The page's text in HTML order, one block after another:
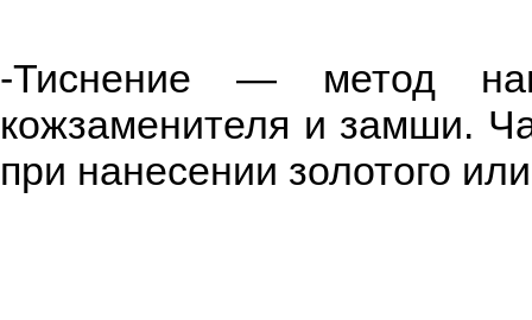
-Тиснение — метод
кожзаменителя и замши.
при нанесении золотого